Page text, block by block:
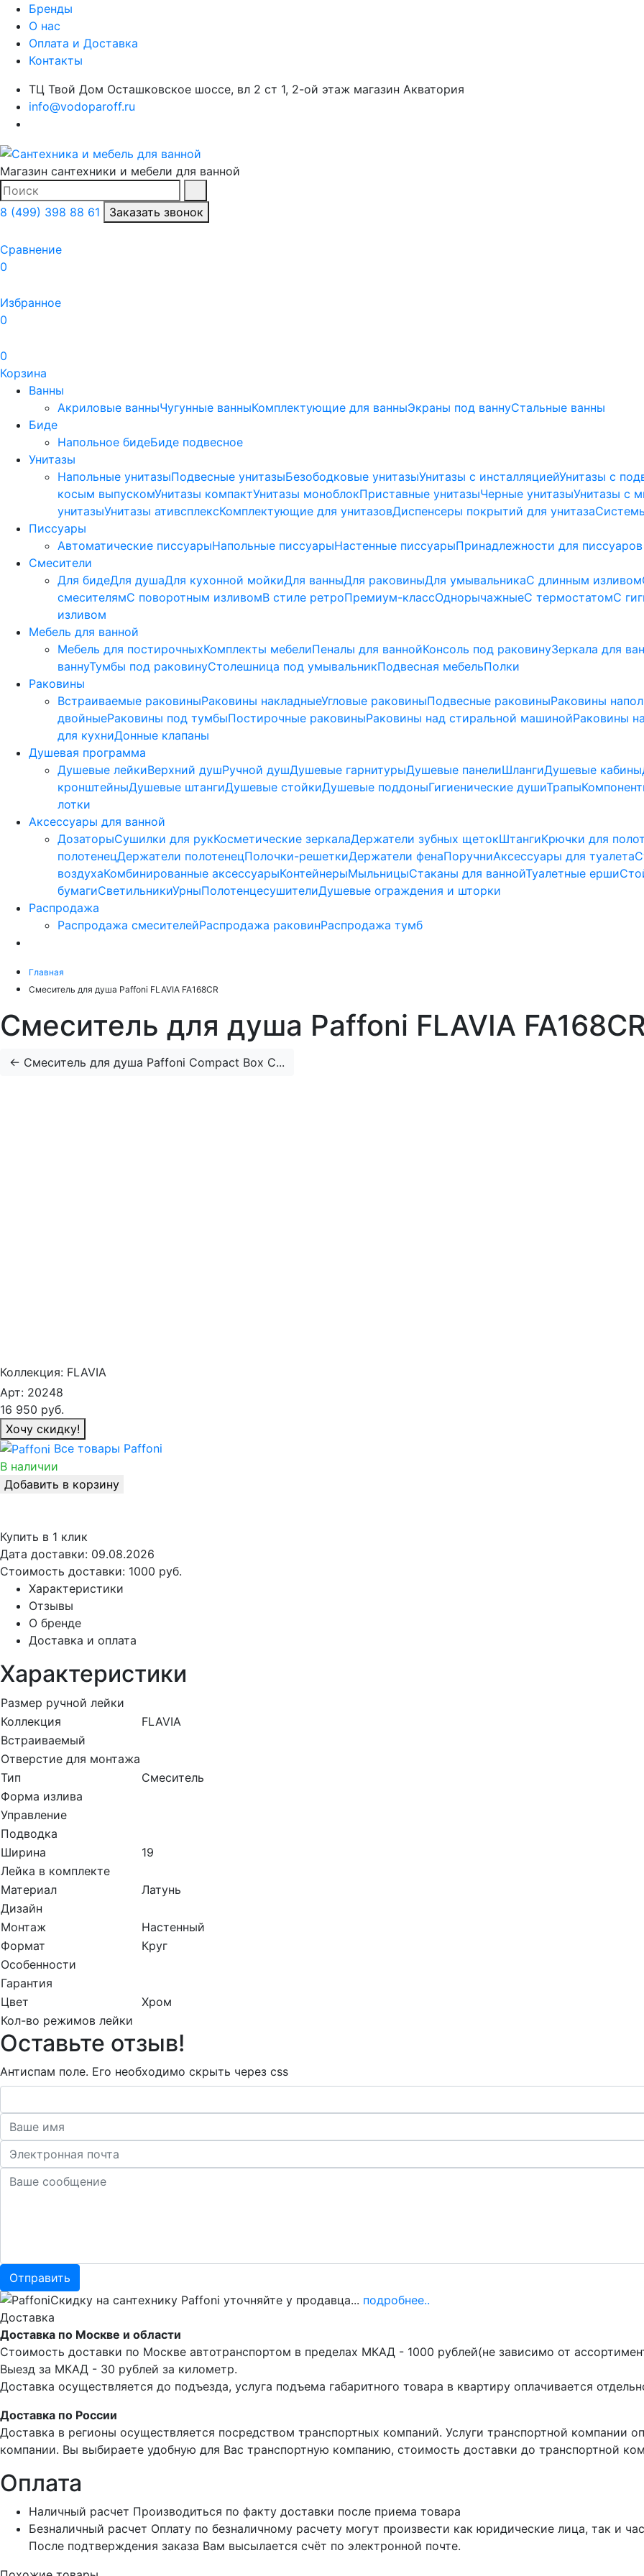
Бренды
О нас
Оплата и Доставка
Контакты
ТЦ Твой Дом Осташковское шоссе, вл 2 ст 1, 2-ой этаж магазин Акватория
info@vodoparoff.ru
Магазин сантехники и мебели для ванной
Поиск
8 (499) 398 88 61
Заказать звонок
Сравнение
0
Избранное
0
0
Корзина
Ванны
Акриловые ванныЧугунные ванныКомплектующие для ванныЭкраны под ваннуСтальные ванны
Биде
Напольное бидеБиде пoдвеснoе
Унитазы
Напольные унитазыПодвесные унитазыБезободковые унитазыУнитазы с инсталляциейУнитазы с
косым выпускомУнитазы компактУнитазы моноблокПриставные унитазыЧерные унитазыУнитазы с
унитазыУнитазы ативсплексКомплектующие для унитазовДиспенсеры покрытий для унитаза
Писсуары
Автоматические писсуарыНапольные писсуарыНастенные писсуарыПринадлежности для писсуаров
Смесители
Для бидеДля душаДля кухонной мойкиДля ванныДля раковиныДля умывальникаС длинным изливом
смесителямС поворотным изливомВ стиле ретроПремиум-классОднорычажныеС термостатомС
изливом
Мебель для ванной
Мебель для постирочныхКомплекты мебелиПеналы для ваннойКонсоль под раковинуЗеркала для
ваннуТумбы под раковинуСтолешница под умывальникПодвесная мебельПолки
Раковины
Встраиваемые раковиныРаковины накладныеУгловые раковиныПодвесные раковиныРаковины
двойныеРаковины под тумбыПостирочные раковиныРаковины над стиральной машинойРаковины
для кухниДонные клапаны
Душевая программа
Душевые лейкиВерхний душРучной душДушевые гарнитурыДушевые панелиШлангиДушевые кабины
кронштейныДушевые штангиДушевые стойкиДушевые поддоныГигиенические душиТрапы
лотки
Аксессуары для ванной
ДозаторыСушилки для рукКосметические зеркалаДержатели зубных щетокШтангиКрючки для
полотенецДержатели полотенецПолочки-решеткиДержатели фенаПоручниАксессуары для туалета
воздухаКомбинированные аксессуарыКонтейнерыМыльницыСтаканы для ваннойТуалетные ерши
бумагиСветильникиУрныПолотенцесушителиДушевые ограждения и шторки
Распродажа
Распродажа смесителейРаспродажа раковинРаспродажа тумб
Главная
Смеситель для душа Paffoni FLAVIA FA168CR
Смеситель для душа Paffoni FLAVIA FA168CR
← Смеситель для душа Paffoni Compact Box C...
Коллекция: FLAVIA
Арт: 20248
16 950 руб.
Хочу скидку!
Все товары Paffoni
В наличии
Добавить в корзину
Купить в 1 клик
Дата доставки: 09.08.2026
Стоимость доставки: 1000 руб.
Характеристики
Отзывы
О бренде
Доставка и оплата
Характеристики
Размер ручной лейки
Коллекция
FLAVIA
Встраиваемый
Отверстие для монтажа
Тип
Смеситель
Форма излива
Управление
Подводка
Ширина
19
Лейка в комплекте
Материал
Латунь
Дизайн
Монтаж
Настенный
Формат
Круг
Особенности
Гарантия
Цвет
Хром
Кол-во режимов лейки
Оставьте отзыв!
Антиспам поле. Его необходимо скрыть через css
Скидку на сантехнику Paffoni уточняйте у продавца... подробнее..
Доставка
Доставка по Москве и области
Стоимость доставки по Москве автотранспортом в пределах МКАД - 1000 рублей(не зависимо от
Выезд за МКАД - 30 рублей за километр.
Доставка осуществляется до подъезда, услуга подъема габаритного товара в квартиру оплачивается
Доставка по России
Доставка в регионы осуществляется посредством транспортных компаний. Услуги транспортной компании
компании. Вы выбираете удобную для Вас транспортную компанию, стоимость доставки до транспортной
Оплата
Наличный расчет Производиться по факту доставки после приема товара
Безналичный расчет Оплату по безналичному расчету могут произвести как юридические лица, так и
После подтверждения заказа Вам высылается счёт по электронной почте.